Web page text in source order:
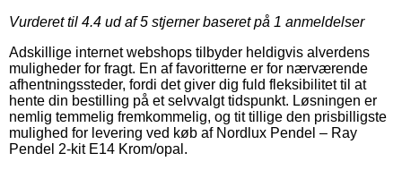
Vurderet til 4.4 ud af 5 stjerner baseret på 1 anmeldelser
Adskillige internet webshops tilbyder heldigvis alverdens
muligheder for fragt. En af favoritterne er for nærværende
afhentningssteder, fordi det giver dig fuld fleksibilitet til at
hente din bestilling på et selvvalgt tidspunkt. Løsningen er
nemlig temmelig fremkommelig, og tit tillige den prisbilligste
mulighed for levering ved køb af Nordlux Pendel – Ray
Pendel 2-kit E14 Krom/opal.